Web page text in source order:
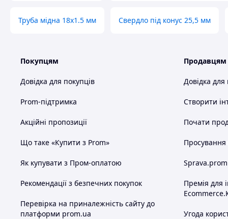
Труба мідна 18х1.5 мм Свердло під конус 25,5 мм
Покупцям
Довідка для покупців
Prom-підтримка
Акційні пропозиції
Що таке «Купити з Prom»
Як купувати з Пром-оплатою
Рекомендації з безпечних покупок
Перевірка на приналежність сайту до
платформи prom.ua
Продавцям
Довідка для
Створити
Почати
Просування
Премія для
Угода